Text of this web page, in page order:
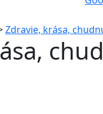
Zdravie, krása,